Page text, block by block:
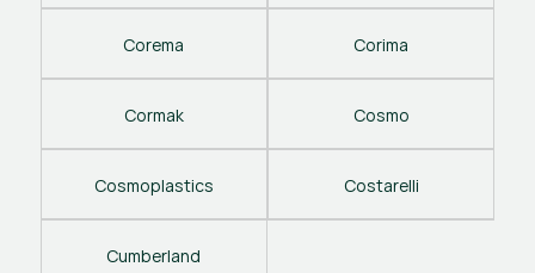
Corema Corima
Cormak Cosmo
Cosmoplastics Costarelli
Cumberland